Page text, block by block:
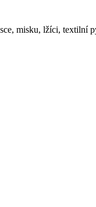
misku, lžíci, textilní